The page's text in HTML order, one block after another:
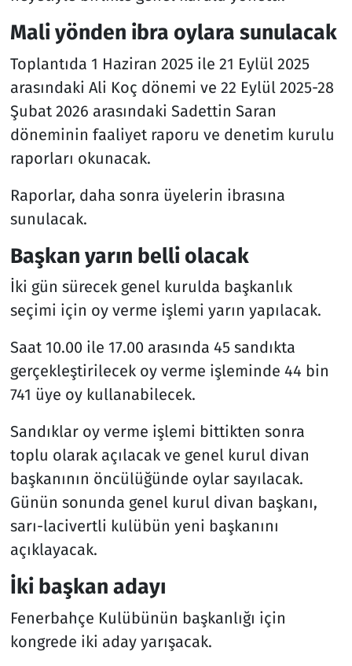
Mali yönden ibra oylara sunulacak
Toplantıda 1 Haziran 2025 ile 21 Eylül 2025
arasındaki Ali Koç dönemi ve 22 Eylül 2025-28
Şubat 2026 arasındaki Sadettin Saran
döneminin faaliyet raporu ve denetim kurulu
raporları okunacak.
Raporlar, daha sonra üyelerin ibrasına
sunulacak.
Başkan yarın belli olacak
İki gün sürecek genel kurulda başkanlık
seçimi için oy verme işlemi yarın yapılacak.
Saat 10.00 ile 17.00 arasında 45 sandıkta
gerçekleştirilecek oy verme işleminde 44 bin
741 üye oy kullanabilecek.
Sandıklar oy verme işlemi bittikten sonra
toplu olarak açılacak ve genel kurul divan
başkanının öncülüğünde oylar sayılacak.
Günün sonunda genel kurul divan başkanı,
sarı-lacivertli kulübün yeni başkanını
açıklayacak.
İki başkan adayı
Fenerbahçe Kulübünün başkanlığı için
kongrede iki aday yarışacak.